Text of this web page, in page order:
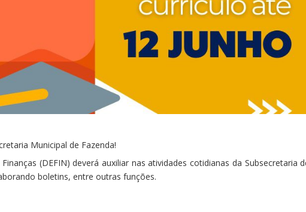
Municipal de Fazenda!
(DEFIN) deverá auxiliar nas atividades cotidianas da Subsecretaria
boletins, entre outras funções.